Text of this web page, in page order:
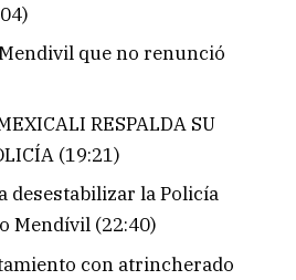
que no renunció
RESPALDA SU
(19:21)
desestabilizar la Policía
Mendívil (22:40)
con atrincherado